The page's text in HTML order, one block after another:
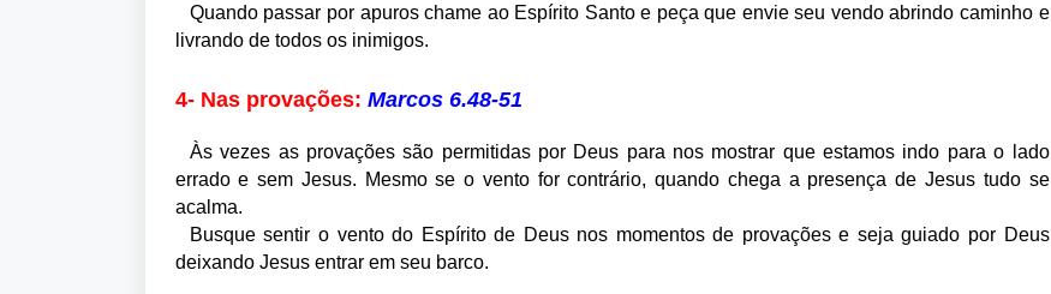
Quando passar por apuros chame ao Espírito Santo e peça que envie seu vendo abrindo caminho e
livrando de todos os inimigos.
4- Nas provações: Marcos 6.48-51
Às vezes as provações são permitidas por Deus para nos mostrar que estamos indo para o lado
errado e sem Jesus. Mesmo se o vento for contrário, quando chega a presença de Jesus tudo se
acalma.
Busque sentir o vento do Espírito de Deus nos momentos de provações e seja guiado por Deus
deixando Jesus entrar em seu barco.